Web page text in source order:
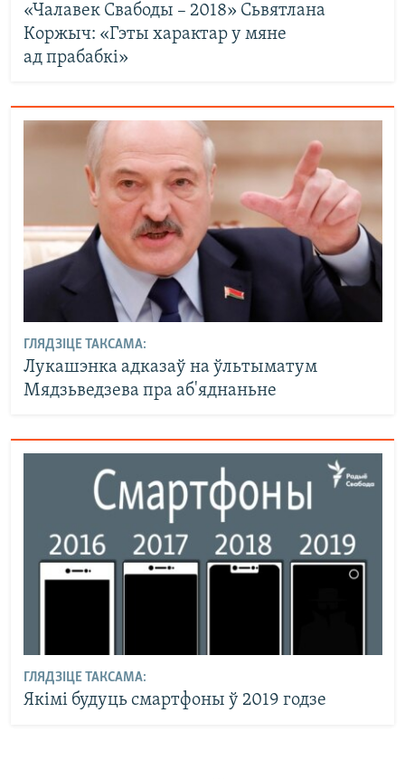
«Чалавек Свабоды – 2018» Сьвятлана
Коржыч: «Гэты характар у мяне
ад прабабкі»
ГЛЯДЗІЦЕ ТАКСАМА:
Лукашэнка адказаў на ўльтыматум
Мядзьведзева пра аб'яднаньне
ГЛЯДЗІЦЕ ТАКСАМА:
Якімі будуць смартфоны ў 2019 годзе